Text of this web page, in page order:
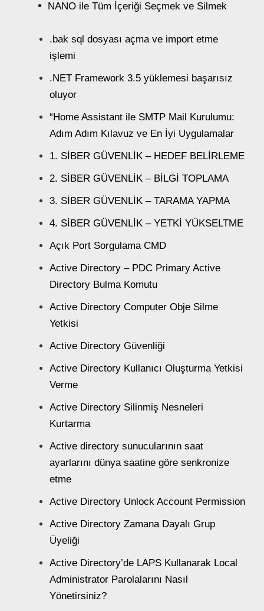
NANO ile Tüm İçeriği Seçmek ve Silmek
.bak sql dosyası açma ve import etme
işlemi
.NET Framework 3.5 yüklemesi başarısız
oluyor
“Home Assistant ile SMTP Mail Kurulumu:
Adım Adım Kılavuz ve En İyi Uygulamalar
1. SİBER GÜVENLİK – HEDEF BELİRLEME
2. SİBER GÜVENLİK – BİLGİ TOPLAMA
3. SİBER GÜVENLİK – TARAMA YAPMA
4. SİBER GÜVENLİK – YETKİ YÜKSELTME
Açık Port Sorgulama CMD
Active Directory – PDC Primary Active
Directory Bulma Komutu
Active Directory Computer Obje Silme
Yetkisi
Active Directory Güvenliği
Active Directory Kullanıcı Oluşturma Yetkisi
Verme
Active Directory Silinmiş Nesneleri
Kurtarma
Active directory sunucularının saat
ayarlarını dünya saatine göre senkronize
etme
Active Directory Unlock Account Permission
Active Directory Zamana Dayalı Grup
Üyeliği
Active Directory’de LAPS Kullanarak Local
Administrator Parolalarını Nasıl
Yönetirsiniz?